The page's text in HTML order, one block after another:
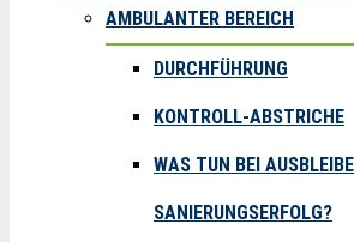
AMBULANTER BEREICH
DURCHFÜHRUNG
KONTROLL-ABSTRICHE
WAS TUN BEI
SANIERUNGSERFOLG?